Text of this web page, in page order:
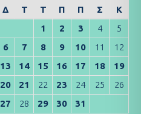
Δ
Τ Τ Π Π Σ
Κ
1
2 3 4
5
6
7 8 9 10 11
12
13
14 15 16 17 18
19
20
21 22 23 24 25
26
27
28 29 30
31